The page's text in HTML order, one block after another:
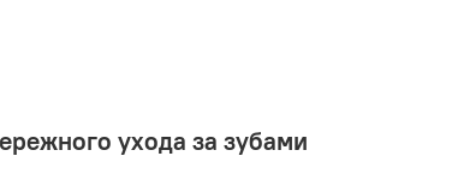
ухода за зубами